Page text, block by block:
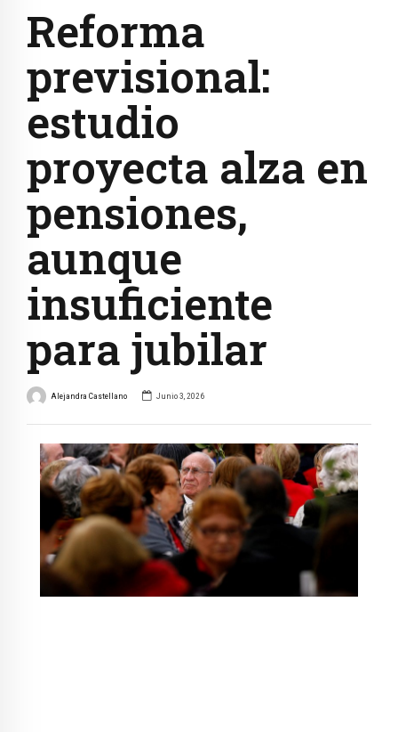
Reforma
previsional:
estudio
proyecta alza en
pensiones,
aunque
insuficiente
para jubilar
Alejandra Castellano Junio 3, 2026